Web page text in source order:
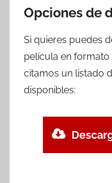
Opciones de
Si quieres puedes
película en formato
citamos un listado
disponibles: